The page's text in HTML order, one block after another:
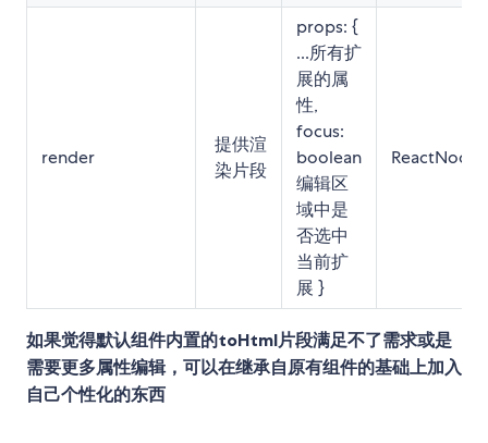
render
提供渲
染片段
props: {
...所有扩
展的属
性,
focus:
boolean
编辑区
域中是
否选中
当前扩
展 }
ReactNode
如果觉得默认组件内置的toHtml片段满足不了需求或是
需要更多属性编辑，可以在继承自原有组件的基础上加入
自己个性化的东西